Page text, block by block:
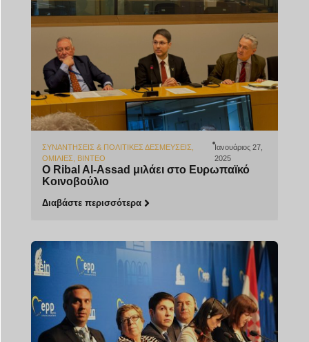
ΣΥΝΑΝΤΉΣΕΙΣ & ΠΟΛΙΤΙΚΈΣ ΔΕΣΜΕΎΣΕΙΣ
ΟΜΙΛΊΕΣ
ΒΊΝΤΕΟ
Ιανουάριος 27,
2025
Ο Ribal Al-Assad μιλάει στο Ευρωπαϊκό
Κοινοβούλιο
Διαβάστε περισσότερα